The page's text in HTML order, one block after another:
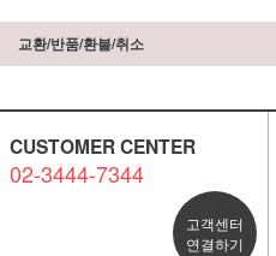
교환/반품/환불/취소
CUSTOMER CENTER
02-3444-7344
고객센터
연결하기